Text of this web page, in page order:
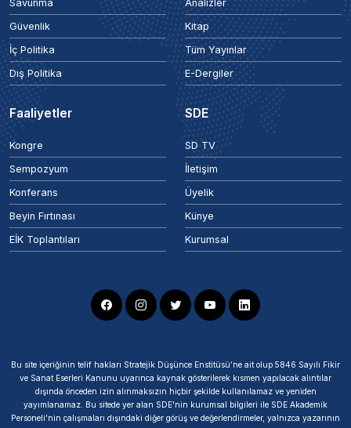
Savunma
Güvenlik
İç Politika
Dış Politika
Analizler
Kitap
Tüm Yayınlar
E-Dergiler
Faaliyetler
Kongre
Sempozyum
Konferans
Beyin Fırtınası
EİK Toplantıları
SDE
SD TV
İletişim
Üyelik
Künye
Kurumsal
Bu site içeriğinin telif hakları Stratejik Düşünce Enstitüsü’ne ait olup 5846 Sayılı Fikir
ve Sanat Eserleri Kanunu uyarınca kaynak gösterilerek kısmen yapılacak alıntılar
dışında önceden izin alınmaksızın hiçbir şekilde kullanılamaz ve yeniden
yayımlanamaz. Bu sitede yer alan SDE'nin kurumsal bilgileri ile SDE Akademik
Personeli'nin çalışmaları dışındaki diğer görüş ve değerlendirmeler, yalnızca yazarının